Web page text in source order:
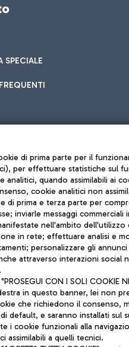
SPECIALE
social
TRAVEL JOURNAL
ITA
S.p.A. - Società soggetta a
di prima parte per il
per effettuare statistiche sul
analitici, quando assimilabili ai
cookie analitici non
di prima e terza parte per
inviarle messaggi commerciali
nell'ambito dell'utilizzo
in rete; effettuare analisi e
personalizzare gli
attraverso interazioni social
CON I SOLI COOKIE
in questo banner, lei non
che richiedono il consenso,
default, e saranno installati sul
i cookie funzionali alla
assimilabili a quelli tecnici.